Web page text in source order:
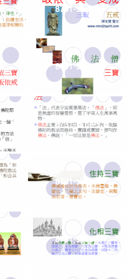
8731-slide-1
8731-slide-3
8731-slide-5
8731-slide-7
8731-slide-9